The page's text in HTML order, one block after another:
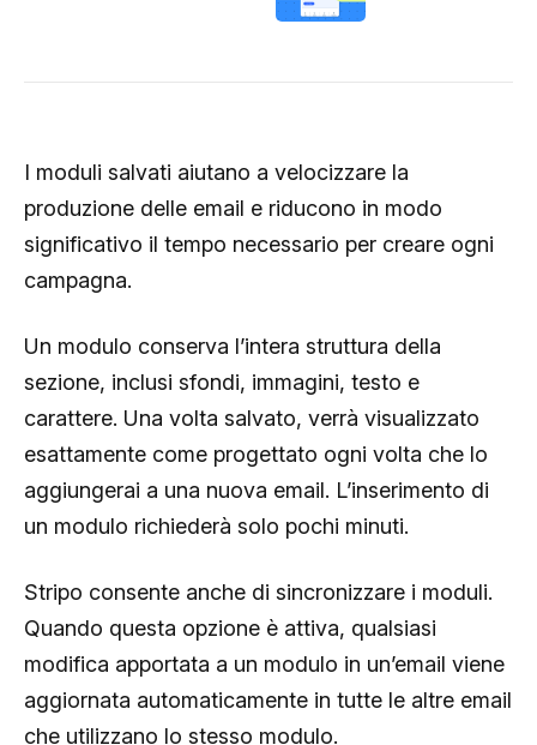
I moduli salvati aiutano a velocizzare la
produzione delle email e riducono in modo
significativo il tempo necessario per creare ogni
campagna.
Un modulo conserva l’intera struttura della
sezione, inclusi sfondi, immagini, testo e
carattere. Una volta salvato, verrà visualizzato
esattamente come progettato ogni volta che lo
aggiungerai a una nuova email. L’inserimento di
un modulo richiederà solo pochi minuti.
Stripo consente anche di sincronizzare i moduli.
Quando questa opzione è attiva, qualsiasi
modifica apportata a un modulo in un’email viene
aggiornata automaticamente in tutte le altre email
che utilizzano lo stesso modulo.